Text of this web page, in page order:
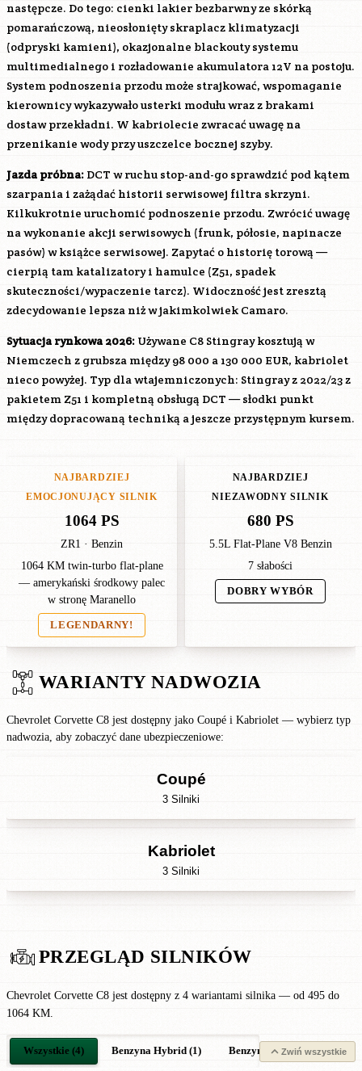
następcze. Do tego: cienki lakier bezbarwny ze skórką
pomarańczową, nieosłonięty skraplacz klimatyzacji
(odpryski kamieni), okazjonalne blackouty systemu
multimedialnego i rozładowanie akumulatora 12V na postoju.
System podnoszenia przodu może strajkować, wspomaganie
kierownicy wykazywało usterki modułu wraz z brakami
dostaw przekładni. W kabriolecie zwracać uwagę na
przenikanie wody przy uszczelce bocznej szyby.
Jazda próbna: DCT w ruchu stop-and-go sprawdzić pod kątem
szarpania i zażądać historii serwisowej filtra skrzyni.
Kilkukrotnie uruchomić podnoszenie przodu. Zwrócić uwagę
na wykonanie akcji serwisowych (frunk, półosie, napinacze
pasów) w książce serwisowej. Zapytać o historię torową —
cierpią tam katalizatory i hamulce (Z51, spadek
skuteczności/wypaczenie tarcz). Widoczność jest zresztą
zdecydowanie lepsza niż w jakimkolwiek Camaro.
Sytuacja rynkowa 2026: Używane C8 Stingray kosztują w
Niemczech z grubsza między 98 000 a 130 000 EUR, kabriolet
nieco powyżej. Typ dla wtajemniczonych: Stingray z 2022/23 z
pakietem Z51 i kompletną obsługą DCT — słodki punkt
między dopracowaną techniką a jeszcze przystępnym kursem.
NAJBARDZIEJ
EMOCJONUJĄCY SILNIK
1064 PS
ZR1 · Benzin
1064 KM twin-turbo flat-plane
— amerykański środkowy palec
w stronę Maranello
LEGENDARNY!
NAJBARDZIEJ
NIEZAWODNY SILNIK
680 PS
5.5L Flat-Plane V8 Benzin
7 słabości
DOBRY WYBÓR
WARIANTY NADWOZIA
Chevrolet Corvette C8 jest dostępny jako Coupé i Kabriolet — wybierz typ
nadwozia, aby zobaczyć dane ubezpieczeniowe:
Coupé
3 Silniki
Kabriolet
3 Silniki
PRZEGLĄD SILNIKÓW
Chevrolet Corvette C8 jest dostępny z 4 wariantami silnika — od 495 do
1064 KM.
Wszystkie (4) Benzyna Hybrid (1) Benzyna (3)Zwiń wszystkie